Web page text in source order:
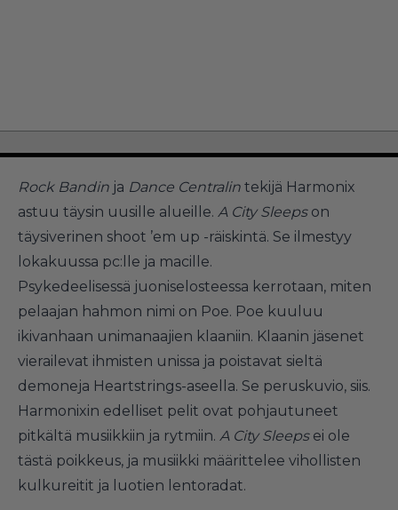
Rock Bandin ja Dance Centralin tekijä Harmonix
astuu täysin uusille alueille. A City Sleepson
täysiverinen shoot ’em up -räiskintä. Se ilmestyy
lokakuussa pc:lle ja macille.
Psykedeelisessä juoniselosteessa kerrotaan, miten
pelaajan hahmon nimi on Poe. Poe kuuluu
ikivanhaan unimanaajien klaaniin. Klaanin jäsenet
vierailevat ihmisten unissa ja poistavat sieltä
demoneja Heartstrings-aseella. Se peruskuvio, siis.
Harmonixin edelliset pelit ovat pohjautuneet
pitkältä musiikkiin ja rytmiin. A City Sleepsei ole
tästä poikkeus, ja musiikki määrittelee vihollisten
kulkureitit ja luotien lentoradat.